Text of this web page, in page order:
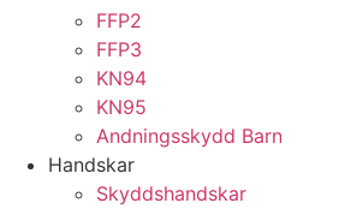
FFP2
FFP3
KN94
KN95
Andningsskydd Barn
Handskar
Skyddshandskar